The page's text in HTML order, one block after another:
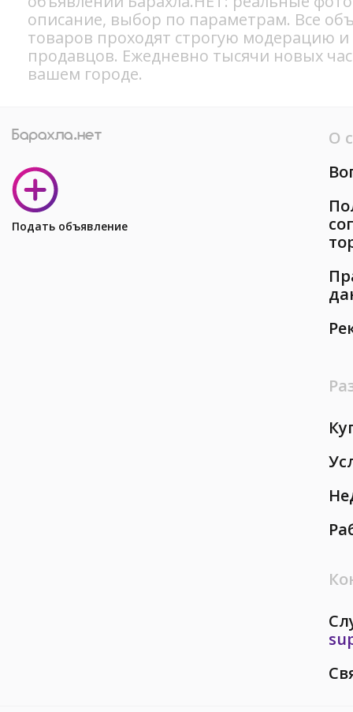
описание, выбор по параметрам. Все
товаров проходят строгую модерацию
продавцов. Ежедневно тысячи новых
вашем городе.
Подать объявление
О